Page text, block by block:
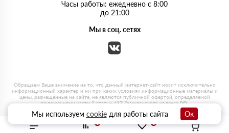
Часы работы: ежедневно с 8:00
до 21:00
Мы в соц. сетях
Мы используем cookieдля работы сайта Ок